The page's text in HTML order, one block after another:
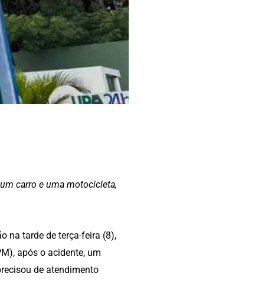
carro e uma motocicleta,
na tarde de terça-feira (8),
após o acidente, um
de atendimento